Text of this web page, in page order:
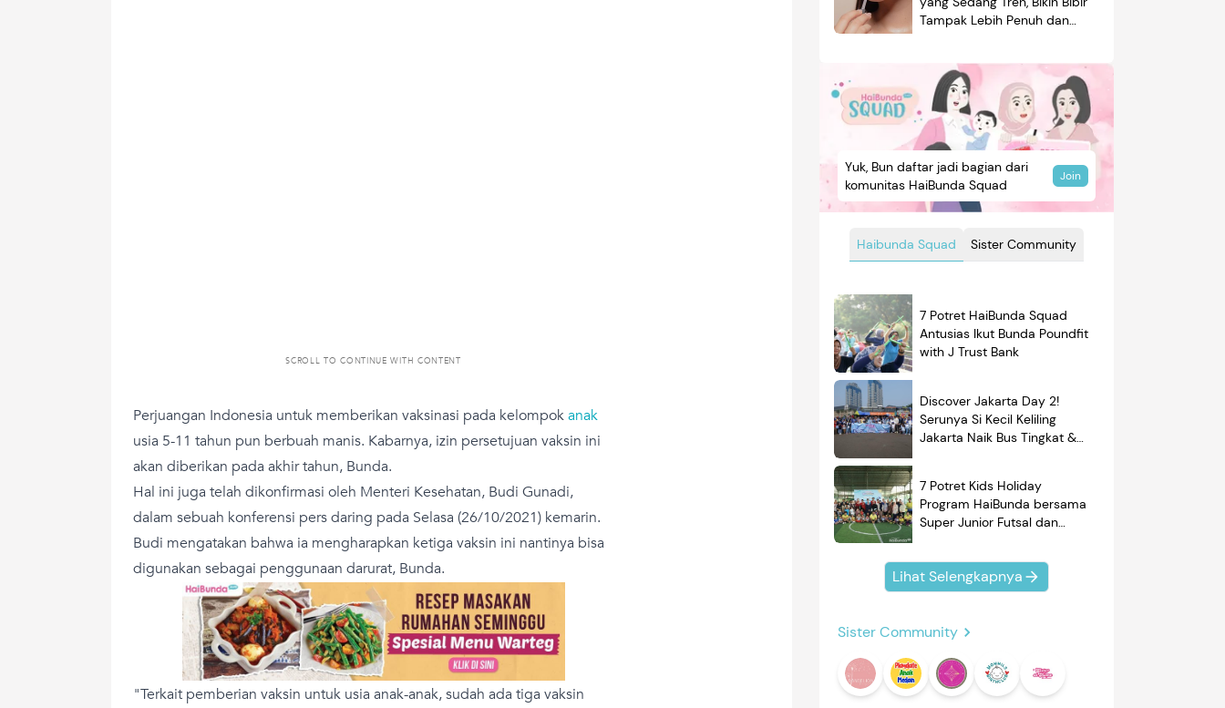
SCROLL TO CONTINUE WITH CONTENT
Perjuangan Indonesia untuk memberikan vaksinasi pada kelompokanak
usia 5-11 tahun pun berbuah manis. Kabarnya, izin persetujuan vaksin ini
akan diberikan pada akhir tahun, Bunda.
Hal ini juga telah dikonfirmasi oleh Menteri Kesehatan, Budi Gunadi,
dalam sebuah konferensi pers daring pada Selasa (26/10/2021) kemarin.
Budi mengatakan bahwa ia mengharapkan ketiga vaksin ini nantinya bisa
digunakan sebagai penggunaan darurat, Bunda.
"Terkait pemberian vaksin untuk usia anak-anak, sudah ada tiga vaksin
Tampak Lebih Penuh dan
Haibunda Squad Sister Community
Yuk, Bun daftar jadi bagian dari
komunitas HaiBunda Squad
Join
7 Potret HaiBunda Squad
Antusias Ikut Bunda Poundfit
with J Trust Bank
Discover Jakarta Day 2!
Serunya Si Kecil Keliling
Jakarta Naik Bus Tingkat &
7 Potret Kids Holiday
Program HaiBunda bersama
Super Junior Futsal dan
Kompak Banget!
Lihat Selengkapnya
Sister Community